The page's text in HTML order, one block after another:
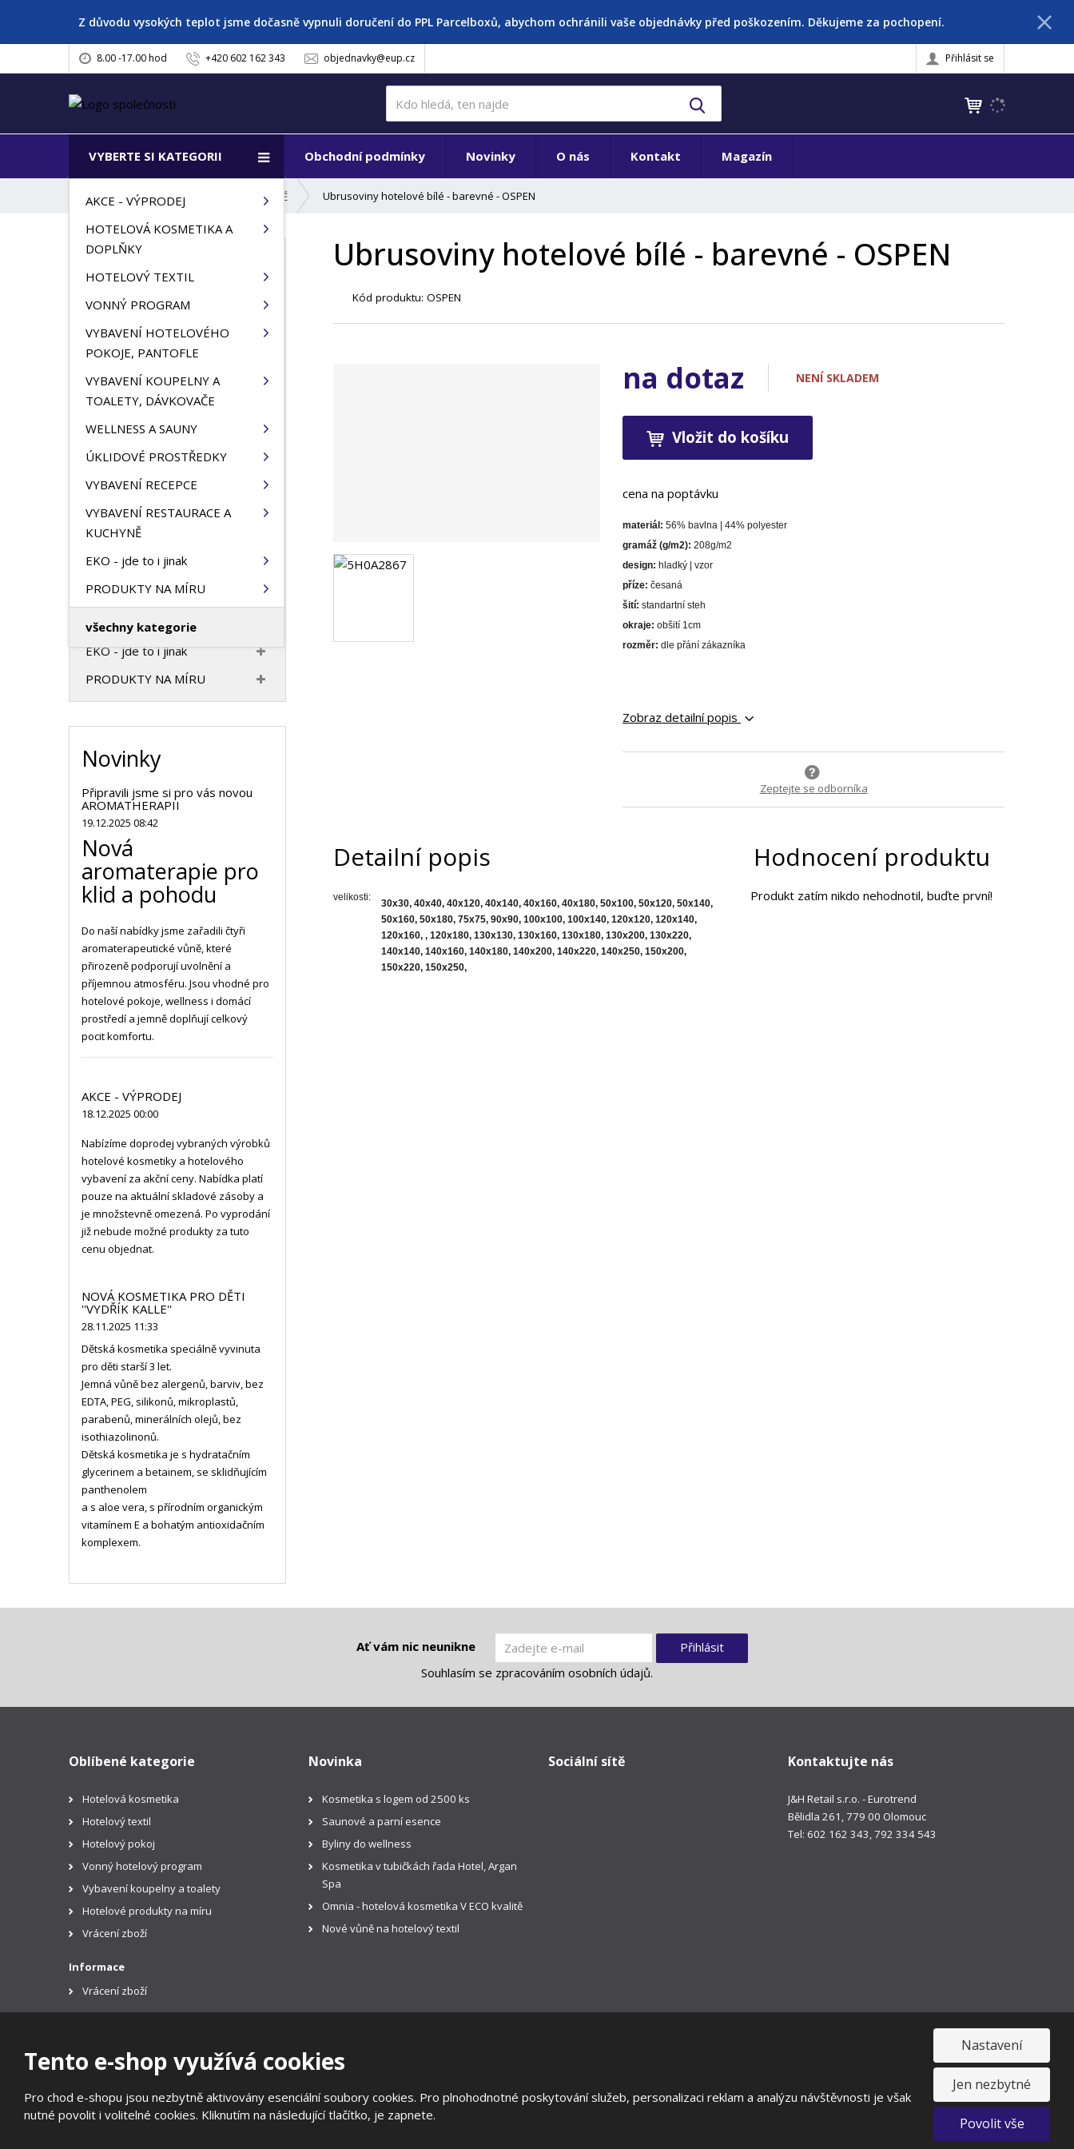
Tento e-shop využívá cookies
Pro chod e-shopu jsou nezbytně aktivovány esenciální soubory cookies. Pro plnohodnotné poskytování služeb, personalizaci reklam a analýzu návštěvnosti je však
nutné povolit i volitelné cookies. Kliknutím na následující tlačítko, je zapnete.
Nastavení
Jen nezbytné
Povolit vše
Z důvodu vysokých teplot jsme dočasně vypnuli doručení do PPL Parcelboxů, abychom ochránili vaše objednávky před poškozením. Děkujeme za pochopení.
8.00 -17.00 hod +420 602 162 343 objednavky@eup.cz Přihlásit se
l
e
t
e
a
e
VYBERTE SI KATEGORII
AKCE - VÝPRODEJ
HOTELOVÁ KOSMETIKA A
DOPLŇKY
HOTELOVÝ TEXTIL
VONNÝ PROGRAM
VYBAVENÍ HOTELOVÉHO
POKOJE, PANTOFLE
VYBAVENÍ KOUPELNY A
TOALETY, DÁVKOVAČE
WELLNESS A SAUNY
ÚKLIDOVÉ PROSTŘEDKY
VYBAVENÍ RECEPCE
VYBAVENÍ RESTAURACE A
KUCHYNĚ
EKO - jde to i jinak
PRODUKTY NA MÍRU
všechny kategorie
Obchodní podmínky Novinky O nás Kontakt Magazín
Ú
o
d
í
s
r
a
a
VYBAVENÍ RESTAURACE A KUCHYNĚ Ubrusoviny hotelové bílé - barevné - OSPEN
Ubrusoviny hotelové bílé - barevné - OSPEN
Kód produktu: OSPEN
na dotaz NENÍ SKLADEM
Vložit do košíku
cena na poptávku
materiál: 56% bavlna | 44% polyester
gramáž (g/m2): 208g/m2
design: hladký | vzor
příze: česaná
šití: standartní steh
okraje: obšití 1cm
rozměr: dle přání zákazníka
Zobraz detailní popis
Zeptejte se odborníka
Detailní popis
velikosti:
30x30, 40x40, 40x120, 40x140, 40x160, 40x180, 50x100, 50x120, 50x140,
50x160, 50x180, 75x75, 90x90, 100x100, 100x140, 120x120, 120x140,
120x160, , 120x180, 130x130, 130x160, 130x180, 130x200, 130x220,
140x140, 140x160, 140x180, 140x200, 140x220, 140x250, 150x200,
150x220, 150x250,
Hodnocení produktu
Produkt zatím nikdo nehodnotil, buďte první!
VŠECHNY KATEGORIE
DOPLŇKY
VONNÝ PROGRAM
VYBAVENÍ HOTELOVÉHO
TOALETY, DÁVKOVAČE
WELLNESS A SAUNY
VYBAVENÍ RESTAURACE A
KUCHYNĚ
EKO - jde to i jinak
PRODUKTY NA MÍRU
Novinky
Připravili jsme si pro vás novou
AROMATHERAPII
19.12.2025 08:42
Nová
aromaterapie pro
klid a pohodu
Do naší nabídky jsme zařadili čtyři
aromaterapeutické vůně, které
přirozeně podporují uvolnění a
příjemnou atmosféru. Jsou vhodné pro
hotelové pokoje, wellness i domácí
prostředí a jemně doplňují celkový
pocit komfortu.
AKCE - VÝPRODEJ
18.12.2025 00:00
Nabízíme doprodej vybraných výrobků
hotelové kosmetiky a hotelového
vybavení za akční ceny. Nabídka platí
pouze na aktuální skladové zásoby a
je množstevně omezená. Po vyprodání
již nebude možné produkty za tuto
cenu objednat.
NOVÁ KOSMETIKA PRO DĚTI
''VYDŘÍK KALLE''
28.11.2025 11:33
Dětská kosmetika speciálně vyvinuta
pro děti starší 3 let.
Jemná vůně bez alergenů, barviv, bez
EDTA, PEG, silikonů, mikroplastů,
parabenů, minerálních olejů, bez
isothiazolinonů.
Dětská kosmetika je s hydratačním
glycerinem a betainem, se sklidňujícím
panthenolem
a s aloe vera, s přírodním organickým
vitamínem E a bohatým antioxidačním
komplexem.
Ať vám nic neunikne
Přihlásit
Souhlasím se zpracováním osobních údajů.
Oblíbené kategorie
Hotelová kosmetika
Hotelový textil
Hotelový pokoj
Vonný hotelový program
Vybavení koupelny a toalety
Hotelové produkty na míru
Vrácení zboží
Informace
Vrácení zboží
Novinka
Kosmetika s logem od 2500 ks
Saunové a parní esence
Byliny do wellness
Kosmetika v tubičkách řada Hotel, Argan
Spa
Omnia - hotelová kosmetika V ECO kvalitě
Nové vůně na hotelový textil
Sociální sítě Kontaktujte nás
J&H Retail s.r.o. - Eurotrend
Bělidla 261, 779 00 Olomouc
Tel: 602 162 343, 792 334 543
Prohlášení o přístupnosti|Ochrana osobních údajů |Mapa stránek|Všeobecné obchodní podmínky|Ochrana oznamovatelů|Odstoupení od smlouvy
E